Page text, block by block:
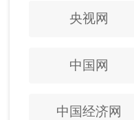
央视网
中国网
中国经济网